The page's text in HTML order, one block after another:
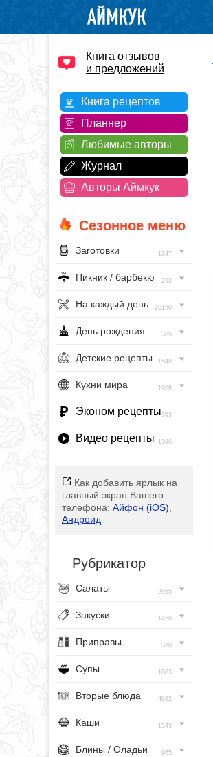
Книга отзывов
и предложений
Книга рецептов
Планнер
Любимые авторы
Журнал
Авторы Аймкук
Сезонное меню
Заготовки 1347
Пикник / барбекю 293
На каждый день 20160
День рождения 385
Детские рецепты 1548
Кухни мира 1968
Эконом рецепты393
Видео рецепты 1396
Как добавить ярлык на
главный экран Вашего
телефона: Айфон (iOS)
Андроид
Рубрикатор
Салаты 2955
Закуски 1456
Приправы 320
Супы 1083
Вторые блюда 4682
Каши 1543
Блины / Оладьи 965